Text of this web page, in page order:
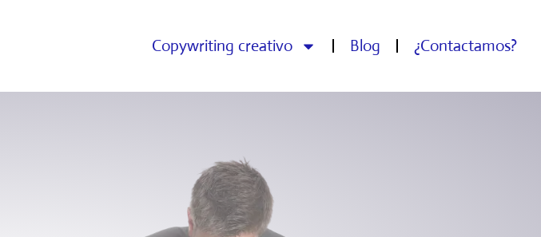
Copywriting creativo Blog ¿Contactamos?